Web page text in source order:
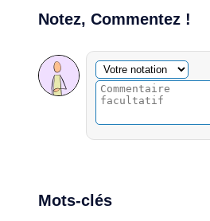
Notez, Commentez !
Commentaire facultatif
Votre notation
Mots-clés